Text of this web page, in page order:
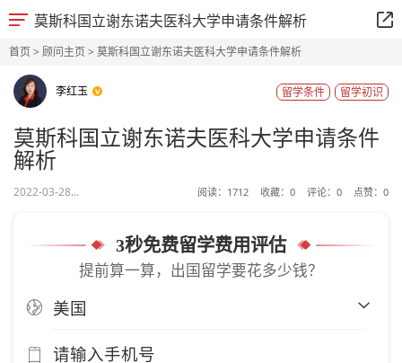
莫斯科国立谢东诺夫医科大学申请条件解析
首页> 顾问主页> 莫斯科国立谢东诺夫医科大学申请条件解析
李红玉 留学初识
留学条件
莫斯科国立谢东诺夫医科大学申请条件
解析
2022-03-28... 阅读： 1712 收藏： 0 评论： 0 点赞： 0
3秒免费留学费用评估
提前算一算，出国留学要花多少钱？